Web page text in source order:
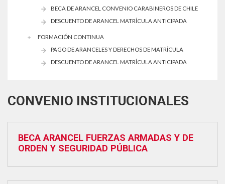
BECA DE ARANCEL CONVENIO CARABINEROS DE CHILE
DESCUENTO DE ARANCEL MATRÍCULA ANTICIPADA
FORMACIÓN CONTINUA
PAGO DE ARANCELES Y DERECHOS DE MATRÍCULA
DESCUENTO DE ARANCEL MATRÍCULA ANTICIPADA
CONVENIO INSTITUCIONALES
BECA ARANCEL FUERZAS ARMADAS Y DE
ORDEN Y SEGURIDAD PÚBLICA